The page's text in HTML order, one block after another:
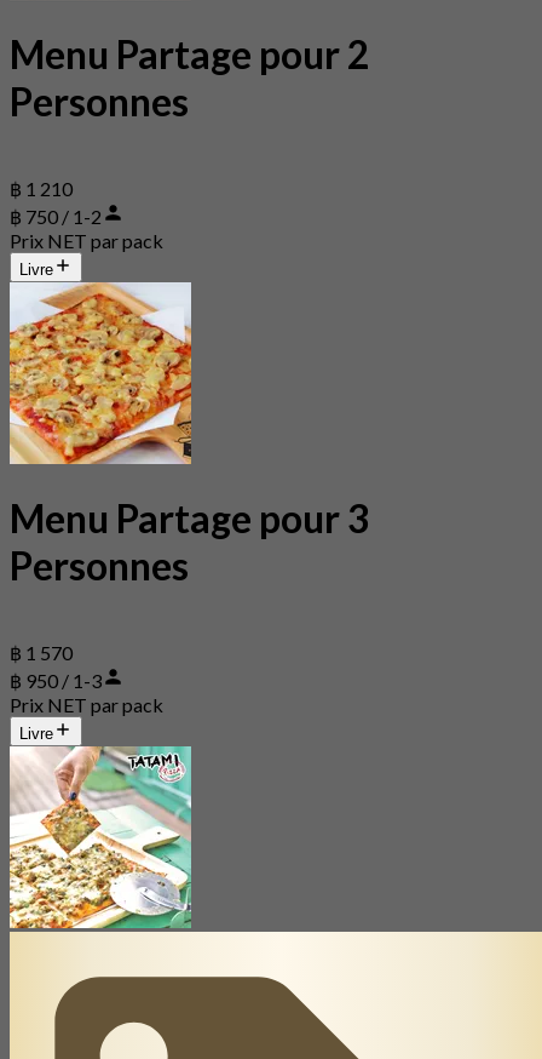
Menu Partage pour 2
Personnes
฿ 1 210
฿ 750 / 1-2
Prix NET par pack
Livre
Menu Partage pour 3
Personnes
฿ 1 570
฿ 950 / 1-3
Prix NET par pack
Livre